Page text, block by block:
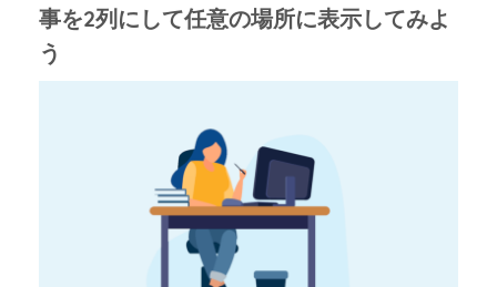
事を2列にして任意の場所に表示してみよ
う